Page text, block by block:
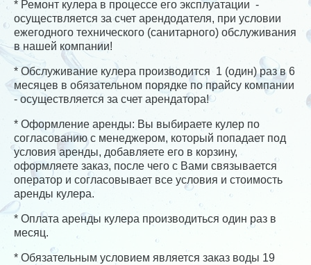
* Ремонт кулера в процессе его эксплуатации -
осуществляется за счет арендодателя, при условии
ежегодного технического (санитарного) обслуживания
в нашей компании!
* Обслуживание кулера производится 1 (один) раз в 6
месяцев в обязательном порядке по прайсу компании
- осуществляется за счет арендатора!
* Оформление аренды: Вы выбираете кулер по
согласованию с менеджером, который попадает под
условия аренды, добавляете его в корзину,
оформляете заказ, после чего с Вами связывается
оператор и согласовывает все условия и стоимость
аренды кулера.
* Оплата аренды кулера производиться один раз в
месяц.
* Обязательным условием является заказ воды 19